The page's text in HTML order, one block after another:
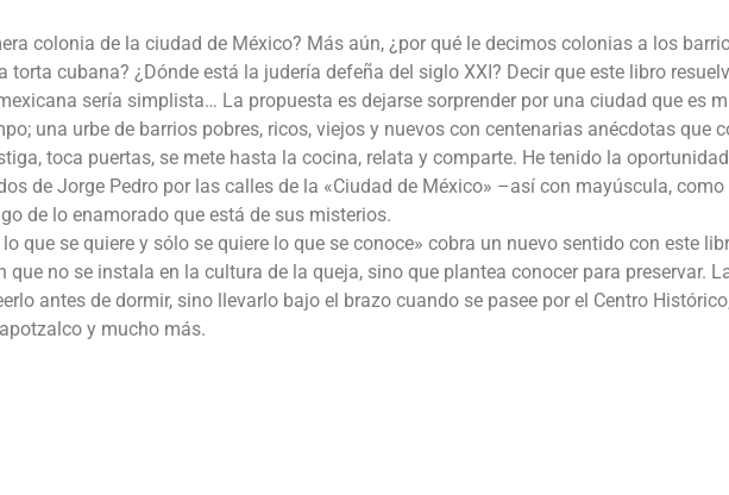
colonia de la ciudad de México? Más aún, ¿por qué le decimos colonias a los
torta cubana? ¿Dónde está la judería defeña del siglo XXI? Decir que este libro
sería simplista… La propuesta es dejarse sorprender por una ciudad que es
una urbe de barrios pobres, ricos, viejos y nuevos con centenarias anécdotas que
toca puertas, se mete hasta la cocina, relata y comparte. He tenido la
de Jorge Pedro por las calles de la «Ciudad de México» –así con mayúscula, como
de lo enamorado que está de sus misterios.
que se quiere y sólo se quiere lo que se conoce» cobra un nuevo sentido con este
que no se instala en la cultura de la queja, sino que plantea conocer para preservar.
antes de dormir, sino llevarlo bajo el brazo cuando se pasee por el Centro
y mucho más.